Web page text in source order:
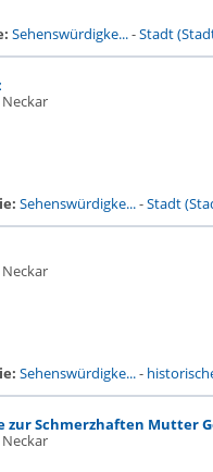
Sehenswürdigke...-Stadt
Sehenswürdigke...-Stadt
Sehenswürdigke...-
zur Schmerzhaften Mutter